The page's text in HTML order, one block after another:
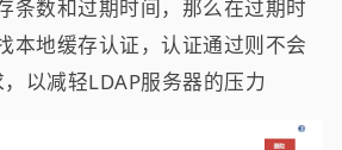
条数和过期时间，那么在过期时
本地缓存认证，认证通过则不会
以减轻LDAP服务器的压力